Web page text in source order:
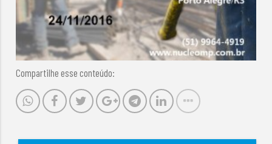
Compartilhe esse conteúdo: